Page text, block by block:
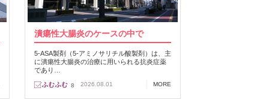
潰瘍性大腸炎のケースの中で
5-ASA製剤（5-アミノサリチル酸製剤）は、主
に潰瘍性大腸炎の治療に用いられる抗炎症薬
であり…
8 2026.08.01 MORE